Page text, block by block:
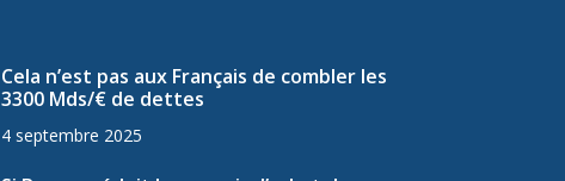
Cela n’est pas aux Français de combler les
3300 Mds/€ de dettes
4 septembre 2025